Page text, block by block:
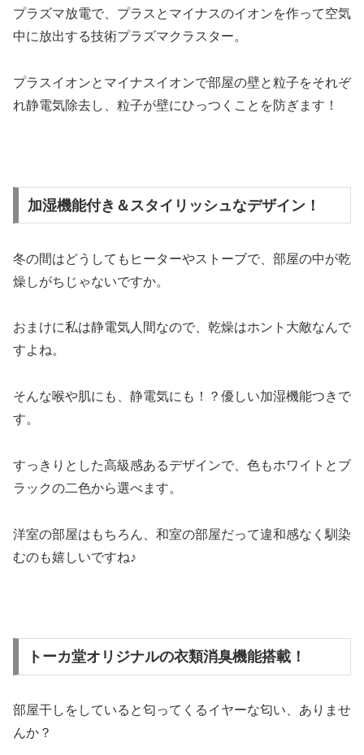
プラズマ放電で、プラスとマイナスのイオンを作って空気
中に放出する技術プラズマクラスター。
プラスイオンとマイナスイオンで部屋の壁と粒子をそれぞ
れ静電気除去し、粒子が壁にひっつくことを防ぎます！
加湿機能付き＆スタイリッシュなデザイン！
冬の間はどうしてもヒーターやストーブで、部屋の中が乾
燥しがちじゃないですか。
おまけに私は静電気人間なので、乾燥はホント大敵なんで
すよね。
そんな喉や肌にも、静電気にも！？優しい加湿機能つきで
す。
すっきりとした高級感あるデザインで、色もホワイトとブ
ラックの二色から選べます。
洋室の部屋はもちろん、和室の部屋だって違和感なく馴染
むのも嬉しいですね♪
トーカ堂オリジナルの衣類消臭機能搭載！
部屋干しをしていると匂ってくるイヤーな匂い、ありませ
んか？